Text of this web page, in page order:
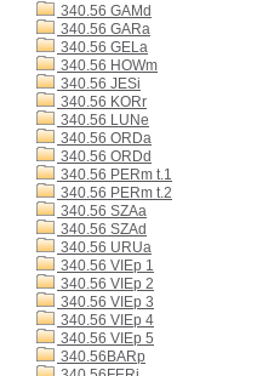
340.56 GAMd
340.56 GARa
340.56 GELa
340.56 HOWm
340.56 JESi
340.56 KORr
340.56 LUNe
340.56 ORDa
340.56 ORDd
340.56 PERm t.1
340.56 PERm t.2
340.56 SZAa
340.56 SZAd
340.56 URUa
340.56 VIEp 1
340.56 VIEp 2
340.56 VIEp 3
340.56 VIEp 4
340.56 VIEp 5
340.56BARp